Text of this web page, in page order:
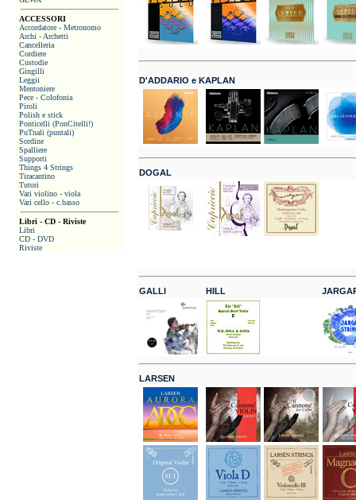
ACCESSORI
Accordatore - Metronomo
Archi - Archetti
Cancelleria
Cordiere
Custodie
Gingilli
Leggii
Mentoniere
Pece - Colofonia
Piroli
Polish e stick
Ponticelli (PonCitelli!)
PuTnali (puntali)
Sordine
Spalliere
Supporti
Things 4 Strings
Tiracantino
Tutori
Vari violino - viola
Vari cello - c.basso
Libri - CD - Riviste
Libri
CD - DVD
Riviste
D'ADDARIO e KAPLAN
DOGAL
GALLI HILL
LARSEN